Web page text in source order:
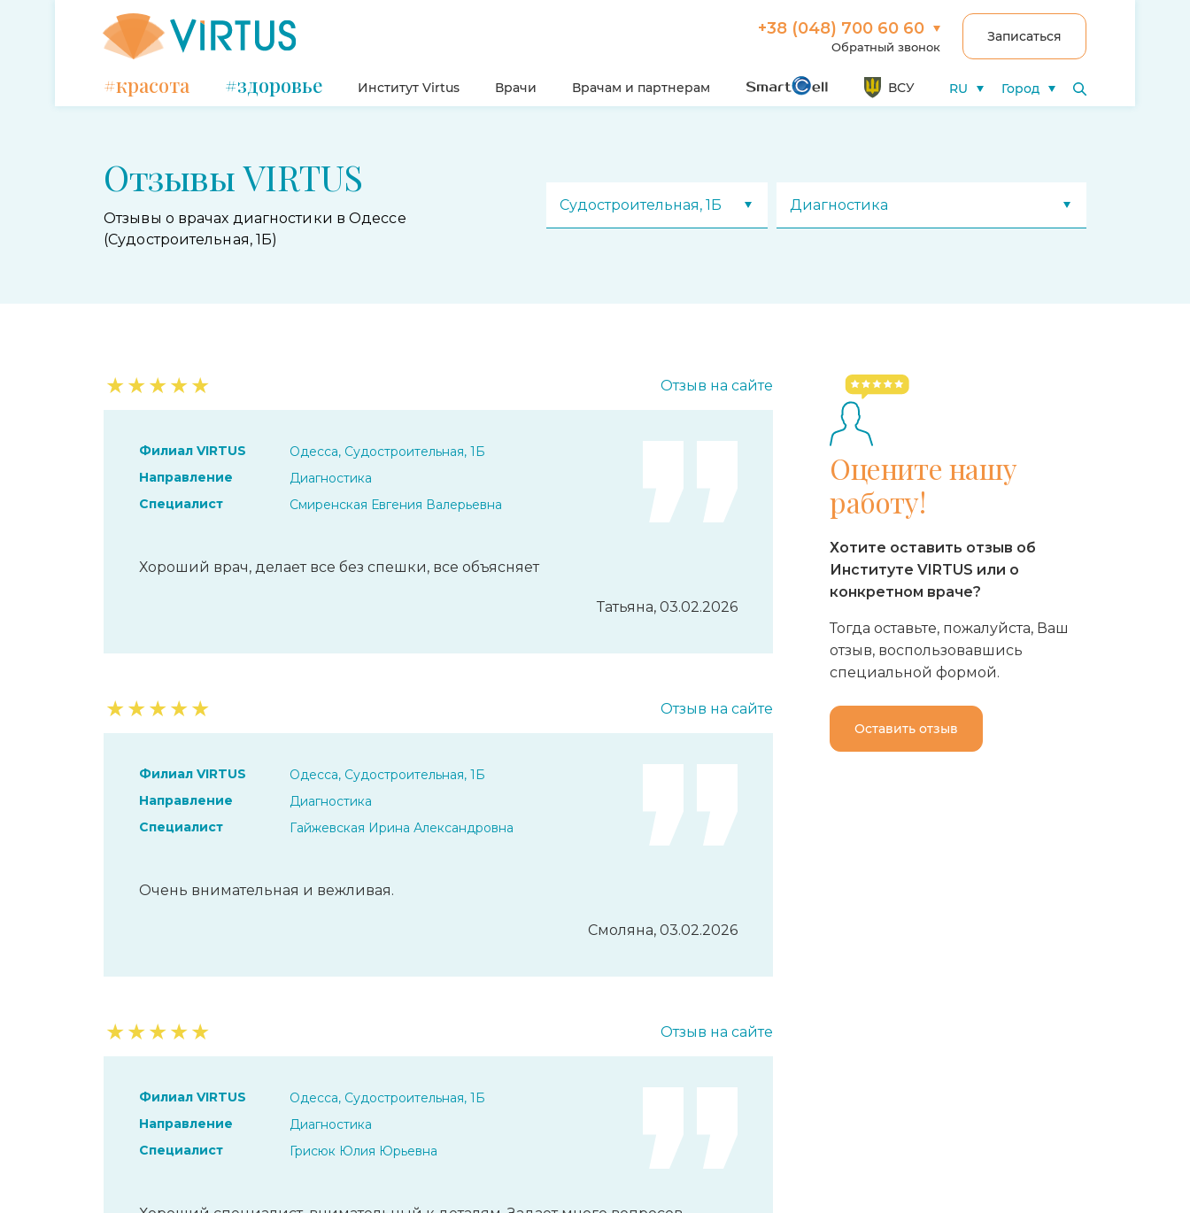
+38 (048) 700 60 60
Обратный звонок
Записаться
#красота #здоровье Институт Virtus Врачи Врачам и партнерам ВСУ RU Город
Отзывы VIRTUS
Отзывы о врачах диагностики в Одессе
(Судостроительная, 1Б)
Судостроительная, 1Б Диагностика
★★★★★ Отзыв на сайте
Филиал VIRTUS
Одесса, Судостроительная, 1Б
Направление
Диагностика
Специалист
Смиренская Евгения Валерьевна
Хороший врач, делает все без спешки, все объясняет
Татьяна, 03.02.2026
★★★★★ Отзыв на сайте
Филиал VIRTUS
Одесса, Судостроительная, 1Б
Направление
Диагностика
Специалист
Гайжевская Ирина Александровна
Очень внимательная и вежливая.
Смоляна, 03.02.2026
★★★★★ Отзыв на сайте
Филиал VIRTUS
Одесса, Судостроительная, 1Б
Направление
Диагностика
Специалист
Грисюк Юлия Юрьевна
Оцените нашу
работу!
Хотите оставить отзыв об
Институте VIRTUS или о
конкретном враче?
Тогда оставьте, пожалуйста, Ваш
отзыв, воспользовавшись
специальной формой.
Оставить отзыв